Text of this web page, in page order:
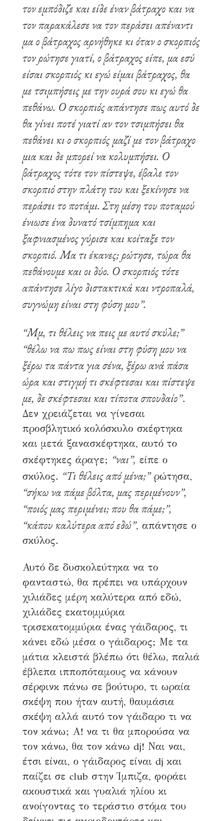
Ουράνιος θόλος.
Δικέφαλος Σκύλος
23 Απριλίου, 2023
7 λεπτά διάβασμα
322 αναγνώσεις
τον εμπόδιζε και είδε έναν βάτραχο και να
τον παρακάλεσε να τον περάσει απέναντι
μα ο βάτραχος αρνήθηκε κι όταν ο σκορπιός
τον ρώτησε γιατί, ο βάτραχος είπε, μα εσύ
είσαι σκορπιός κι εγώ είμαι βάτραχος, θα
με τσιμπήσεις με την ουρά σου κι εγώ θα
πεθάνω. Ο σκορπιός απάντησε πως αυτό δε
θα γίνει ποτέ γιατί αν τον τσιμπήσει θα
πεθάνει κι ο σκορπιός μαζί με τον βάτραχο
μια και δε μπορεί να κολυμπήσει. Ο
βάτραχος τότε τον πίστεψε, έβαλε τον
σκορπιό στην πλάτη του και ξεκίνησε να
περάσει το ποτάμι. Στη μέση του ποταμού
ένιωσε ένα δυνατό τσίμπημα και
ξαφνιασμένος γύρισε και κοίταξε τον
σκορπιό. Μα τι έκανες; ρώτησε, τώρα θα
πεθάνουμε και οι δύο. Ο σκορπιός τότε
απάντησε λίγο διστακτικά και ντροπαλά,
συγνώμη είναι στη φύση μου”.
“Μμ, τι θέλεις να πεις με αυτό σκύλε;”
“θέλω να πω πως είναι στη φύση μου να
ξέρω τα πάντα για σένα, ξέρω ανά πάσα
ώρα και στιγμή τι σκέφτεσαι και πίστεψε
με, δε σκέφτεσαι και τίποτα σπουδαίο”.
Δεν χρειάζεται να γίνεσαι
προσβλητικό κολόσκυλο σκέφτηκα
και μετά ξανασκέφτηκα, αυτό το
σκέφτηκες άραγε; “ναι”, είπε ο
σκύλος. “Τι θέλεις από μένα;”ρώτησα,
“σήκω να πάμε βόλτα, μας περιμένουν”,
“ποιός μας περιμένει; που θα πάμε;”,
“κάπου καλύτερα από εδώ”, απάντησε ο
σκύλος.
Αυτό δε δυσκολεύτηκα να το
φανταστώ, θα πρέπει να υπάρχουν
χιλιάδες μέρη καλύτερα από εδώ,
χιλιάδες εκατομμύρια
τρισεκατομμύρια ένας γάιδαρος, τι
κάνει εδώ μέσα ο γάιδαρος; Με τα
μάτια κλειστά βλέπω ότι θέλω, παλιά
έβλεπα ιπποπόταμους να κάνουν
σέρφινκ πάνω σε βούτυρο, τι ωραία
σκέψη που ήταν αυτή, θαυμάσια
σκέψη αλλά αυτό τον γάιδαρο τι να
τον κάνω; Α! να τι θα μπορούσα να
τον κάνω, θα τον κάνω dj! Ναι ναι,
έτσι είναι, ο γάιδαρος είναι dj και
παίζει σε club στην Ίμπιζα, φοράει
ακουστικά και γυαλιά ηλίου κι
ανοίγοντας το τεράστιο στόμα του